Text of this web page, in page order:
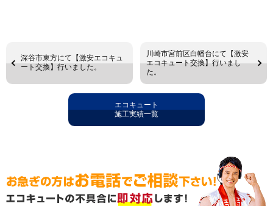
深谷市東方にて【激安エコキュ
ート交換】行いました。
川崎市宮前区白幡台にて【激安
エコキュート交換】行いまし
た。
エコキュート
施工実績一覧